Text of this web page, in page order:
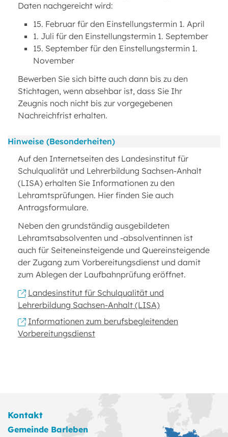
Daten nachgereicht wird:
15. Februar für den Einstellungstermin 1. April
1. Juli für den Einstellungstermin 1. September
15. September für den Einstellungstermin 1.
November
Bewerben Sie sich bitte auch dann bis zu den
Stichtagen, wenn absehbar ist, dass Sie Ihr
Zeugnis noch nicht bis zur vorgegebenen
Nachreichfrist erhalten.
Hinweise (Besonderheiten)
Auf den Internetseiten des Landesinstitut für
Schulqualität und Lehrerbildung Sachsen-Anhalt
(LISA) erhalten Sie Informationen zu den
Lehramtsprüfungen. Hier finden Sie auch
Antragsformulare.
Neben den grundständig ausgebildeten
Lehramtsabsolventen und -absolventinnen ist
auch für Seiteneinsteigende und Quereinsteigende
der Zugang zum Vorbereitungsdienst und damit
zum Ablegen der Laufbahnprüfung eröffnet.
Landesinstitut für Schulqualität und
Lehrerbildung Sachsen-Anhalt (LISA)
Informationen zum berufsbegleitenden
Vorbereitungsdienst
Kontakt
Gemeinde Barleben